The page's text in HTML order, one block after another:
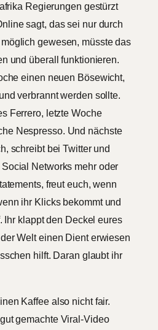
Regierungen gestürzt
sagt, das sei nur durch
gewesen, müsste das
und überall funktionieren.
einen neuen Bösewicht,
verbrannt werden sollte.
Ferrero, letzte Woche
Nespresso. Und nächste
schreibt bei Twitter und
Networks mehr oder
freut euch, wenn
ihr Klicks bekommt und
Ihr klappt den Deckel eures
Welt einen Dient erwiesen
hilft. Daran glaubt ihr
Kaffee also nicht fair.
gemachte Viral-Video